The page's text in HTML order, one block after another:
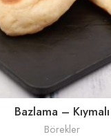
Bazlama – Kıymalı
Börekler